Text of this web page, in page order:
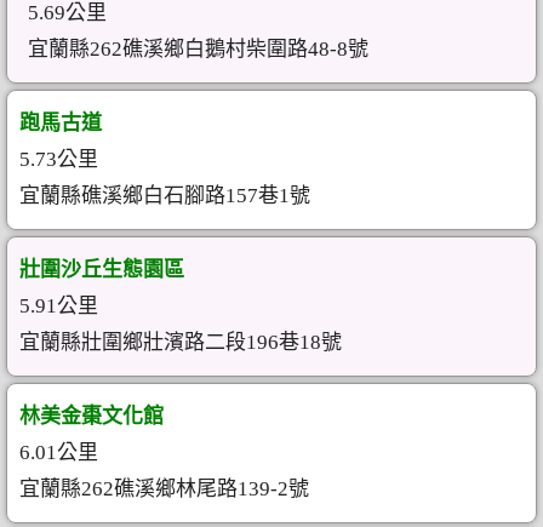
5.69公里
宜蘭縣262礁溪鄉白鵝村柴圍路48-8號
跑馬古道
5.73公里
宜蘭縣礁溪鄉白石腳路157巷1號
壯圍沙丘生態園區
5.91公里
宜蘭縣壯圍鄉壯濱路二段196巷18號
林美金棗文化館
6.01公里
宜蘭縣262礁溪鄉林尾路139-2號